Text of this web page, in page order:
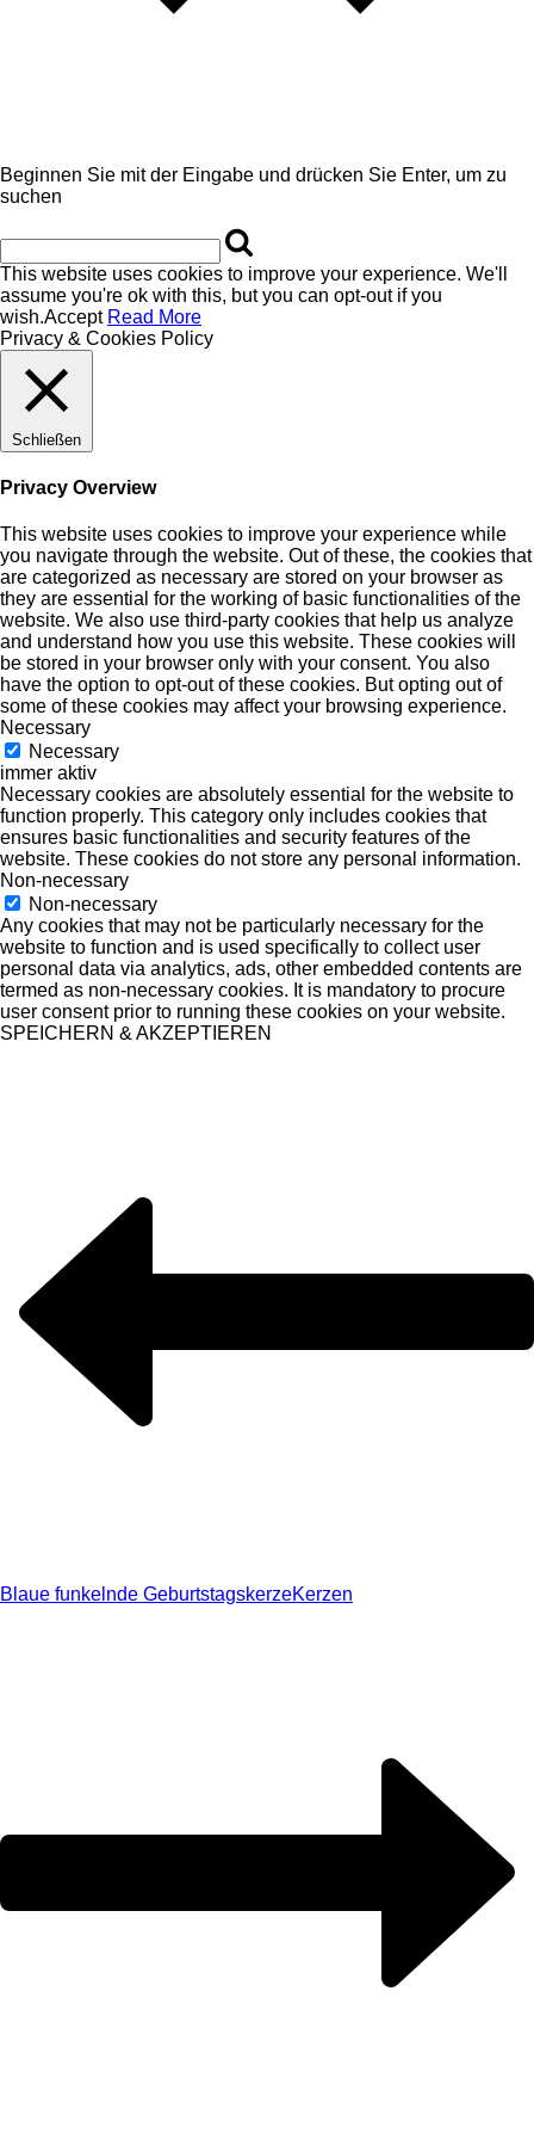
Beginnen Sie mit der Eingabe und drücken Sie Enter, um zu
suchen
This website uses cookies to improve your experience. We'll
assume you're ok with this, but you can opt-out if you
wish.Accept Read More
Privacy & Cookies Policy
Schließen
Privacy Overview
This website uses cookies to improve your experience while
you navigate through the website. Out of these, the cookies that
are categorized as necessary are stored on your browser as
they are essential for the working of basic functionalities of the
website. We also use third-party cookies that help us analyze
and understand how you use this website. These cookies will
be stored in your browser only with your consent. You also
have the option to opt-out of these cookies. But opting out of
some of these cookies may affect your browsing experience.
Necessary
Necessary
immer aktiv
Necessary cookies are absolutely essential for the website to
function properly. This category only includes cookies that
ensures basic functionalities and security features of the
website. These cookies do not store any personal information.
Non-necessary
Non-necessary
Any cookies that may not be particularly necessary for the
website to function and is used specifically to collect user
personal data via analytics, ads, other embedded contents are
termed as non-necessary cookies. It is mandatory to procure
user consent prior to running these cookies on your website.
SPEICHERN & AKZEPTIEREN
Blaue funkelnde GeburtstagskerzeKerzen